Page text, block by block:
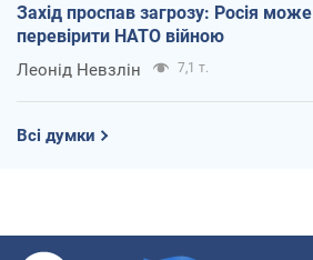
Захід проспав загрозу: Росія може
перевірити НАТО війною
Леонід Невзлін 7,1 т.
Всі думки